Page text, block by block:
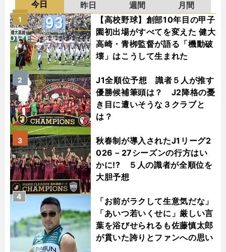
今日 昨日 週間
月間
【高校野球】創部10年目の甲子
園初出場がすべてを変えた 健大
高崎・青栁監督が語る「機動破
壊」はこうして生まれた
1
J1全順位予想 識者５人が推す
優勝候補筆頭は？ J2降格の憂
き目に遭いそうな３クラブと
は？
2
秋春制が導入されたJ1リーグ2
026－27シーズンの行方はい
かに!? ５人の識者が全順位を
大胆予想
3
「お前がラクして生意気だな」
「あいつ若いくせに」厳しい言
葉を浴びせられるも佐藤慎太郎
が貫いた誇りとファンへの思い
4